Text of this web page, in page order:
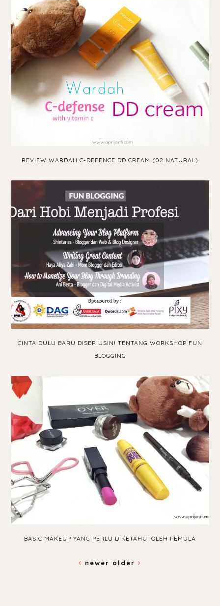
REVIEW WARDAH C-DEFENCE DD CREAM (02 NATURAL)
CINTA DULU BARU DISERIUSIN! TENTANG WORKSHOP FUN
BLOGGING
BASIC MAKEUP YANG PERLU DIKETAHUI OLEH PEMULA
newer older